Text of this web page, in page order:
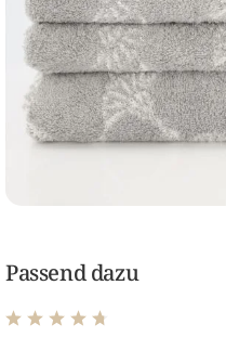
Passend dazu